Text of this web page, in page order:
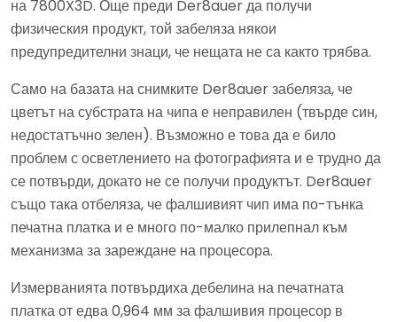
на 7800X3D. Още преди Der8auer да получи
физическия продукт, той забеляза някои
предупредителни знаци, че нещата не са както трябва.
Само на базата на снимките Der8auer забеляза, че
цветът на субстрата на чипа е неправилен (твърде син,
недостатъчно зелен). Възможно е това да е било
проблем с осветлението на фотографията и е трудно да
се потвърди, докато не се получи продуктът. Der8auer
също така отбеляза, че фалшивият чип има по-тънка
печатна платка и е много по-малко прилепнал към
механизма за зареждане на процесора.
Измерванията потвърдиха дебелина на печатната
платка от едва 0,964 мм за фалшивия процесор в